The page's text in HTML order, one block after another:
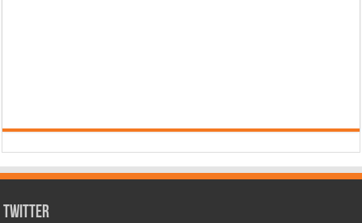
Twitter